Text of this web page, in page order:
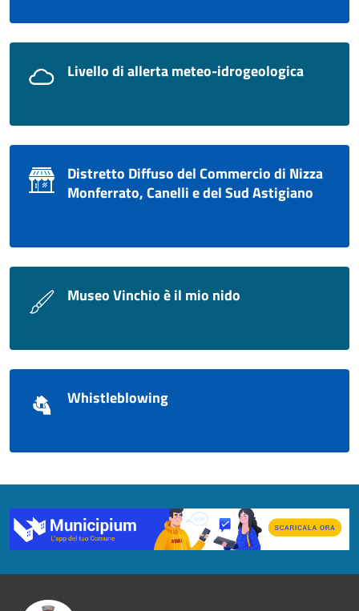
Livello di allerta meteo-idrogeologica
Distretto Diffuso del Commercio di Nizza
Monferrato, Canelli e del Sud Astigiano
Museo Vinchio è il mio nido
Whistleblowing